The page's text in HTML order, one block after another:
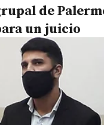
de
un juicio